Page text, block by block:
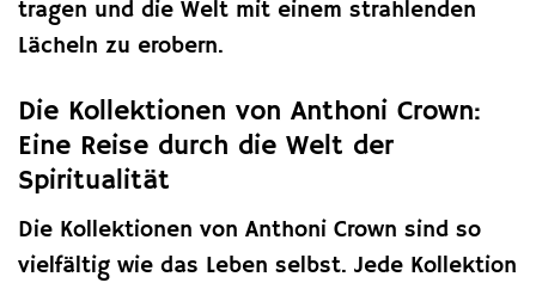
tragen und die Welt mit einem strahlenden
Lächeln zu erobern.
Die Kollektionen von Anthoni Crown:
Eine Reise durch die Welt der
Spiritualität
Die Kollektionen von Anthoni Crown sind so
vielfältig wie das Leben selbst. Jede Kollektion